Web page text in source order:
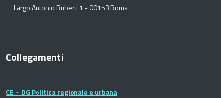
Largo Antonio Ruberti 1 - 00153 Roma
Collegamenti
CE – DG Politica regionale e urbana